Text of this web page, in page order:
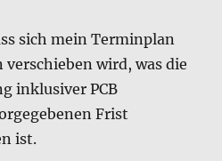
sich mein Terminplan
wird, was die
inklusiver PCB
Frist
ist.